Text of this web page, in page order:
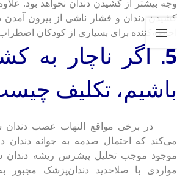
وجه بیشتر از کشیدن دندان نخواهد بود.
کشیدن دندان و فشار ناشی از بیرون آمدن
احاطه‌کننده برای بسیاری از کودکان
5. اگر ناچار به
باشیم، تکلیف
در برخی مواقع التهاب عصب دندان
می‌کند که احتمال صدمه به جوانه دندان
موجود موجب تحلیل پیشرس ریشه
مواردی با صلاحدید دندان‌پزشک